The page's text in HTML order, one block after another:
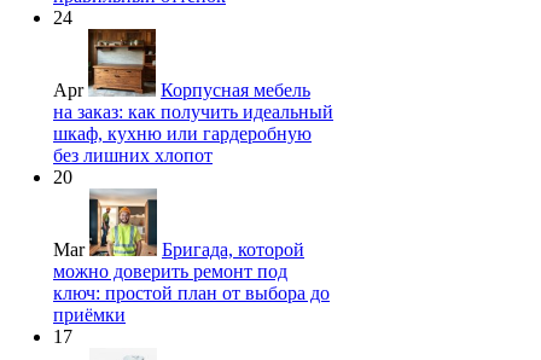
24
Apr
Корпусная мебель
на заказ: как получить идеальный
шкаф, кухню или гардеробную
без лишних хлопот
20
Mar
Бригада, которой
можно доверить ремонт под
ключ: простой план от выбора до
приёмки
17